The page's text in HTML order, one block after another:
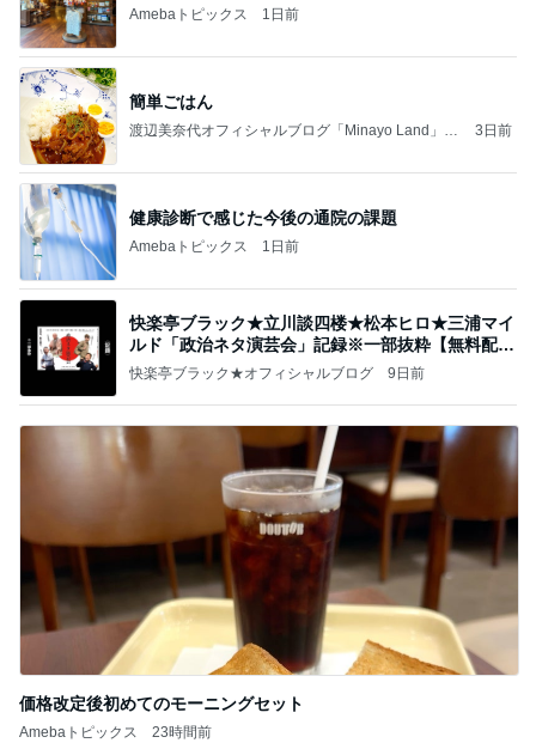
Amebaトピックス 1日前
簡単ごはん
渡辺美奈代オフィシャルブログ「Minayo Land」P
3日前
健康診断で感じた今後の通院の課題
Amebaトピックス 1日前
快楽亭ブラック★立川談四楼★松本ヒロ★三浦マイ
ルド「政治ネタ演芸会」記録※一部抜粋【無料配
信】
快楽亭ブラック★オフィシャルブログ 9日前
価格改定後初めてのモーニングセット
Amebaトピックス 23時間前